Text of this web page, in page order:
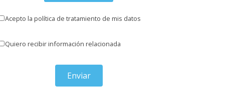
Acepto la política de tratamiento de mis datos
Quiero recibir información relacionada
Enviar